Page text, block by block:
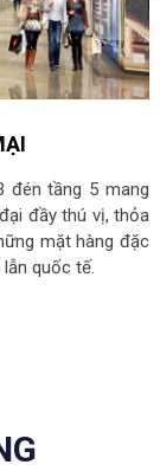
tầng 5 mang
đầy thú vị, thỏa
mặt hàng đặc
quốc tế.